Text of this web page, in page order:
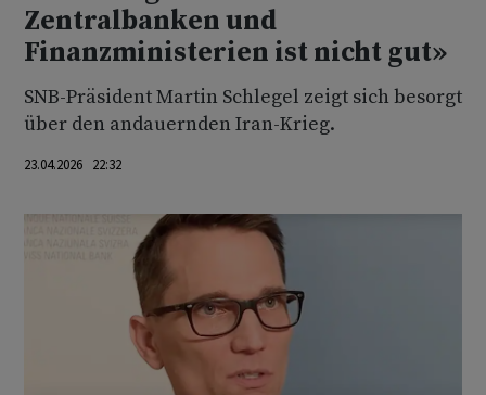
Zentralbanken und
Finanzministerien ist nicht gut»
SNB-Präsident Martin Schlegel zeigt sich besorgt
über den andauernden Iran-Krieg.
23.04.2026 22:32